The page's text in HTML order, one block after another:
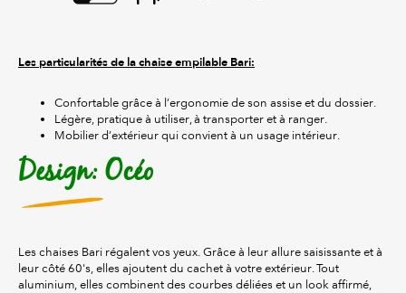
Les particularités de la chaise empilable Bari:
Confortable grâce à l’ergonomie de son assise et du dossier.
Légère, pratique à utiliser, à transporter et à ranger.
Mobilier d’extérieur qui convient à un usage intérieur.
Design: Océo
Les chaises Bari régalent vos yeux. Grâce à leur allure saisissante et à
leur côté 60's, elles ajoutent du cachet à votre extérieur. Tout
aluminium, elles combinent des courbes déliées et un look affirmé,